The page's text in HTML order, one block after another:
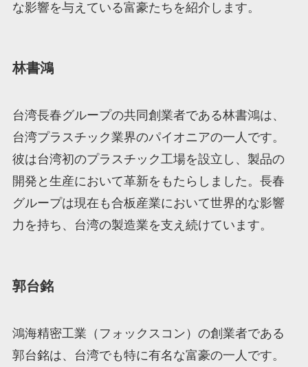
な影響を与えている富豪たちを紹介します。
林書鴻
台湾長春グループの共同創業者である林書鴻は、
台湾プラスチック業界のパイオニアの一人です。
彼は台湾初のプラスチック工場を設立し、製品の
開発と生産において革新をもたらしました。長春
グループは現在も合板産業において世界的な影響
力を持ち、台湾の製造業を支え続けています。
郭台銘
鴻海精密工業（フォックスコン）の創業者である
郭台銘は、台湾でも特に有名な富豪の一人です。